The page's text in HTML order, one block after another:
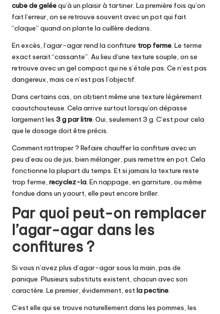
cube de geléequ’à un plaisir à tartiner. La première fois qu’on
fait l’erreur, on se retrouve souvent avec un pot qui fait
“claque” quand on plante la cuillère dedans.
En excès, l’agar-agar rend la confiture trop ferme. Le terme
exact serait “cassante”. Au lieu d’une texture souple, on se
retrouve avec un gel compact qui ne s’étale pas. Ce n’est pas
dangereux, mais ce n’est pas l’objectif.
Dans certains cas, on obtient même une texture légèrement
caoutchouteuse. Cela arrive surtout lorsqu’on dépasse
largement les 3 g par litre. Oui, seulement 3 g. C’est pour cela
que le dosage doit être précis.
Comment rattraper ? Refaire chauffer la confiture avec un
peu d’eau ou de jus, bien mélanger, puis remettre en pot. Cela
fonctionne la plupart du temps. Et si jamais la texture reste
trop ferme, recyclez-la. En nappage, en garniture, ou même
fondue dans un yaourt, elle peut encore briller.
Par quoi peut-on remplacer
l’agar-agar dans les
confitures ?
Si vous n’avez plus d’agar-agar sous la main, pas de
panique. Plusieurs substituts existent, chacun avec son
caractère. Le premier, évidemment, estla pectine.
C’est elle qui se trouve naturellement dans les pommes, les